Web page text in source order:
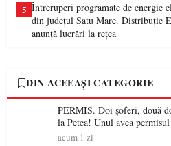
5 Întreruperi programate de energie
din județul Satu Mare. Distribuție
anunță lucrări la rețea
DIN ACEEAȘI CATEGORIE
PERMIS. Doi șoferi, două
la Petea! Unul avea
niciodată permis
acum 1 zi